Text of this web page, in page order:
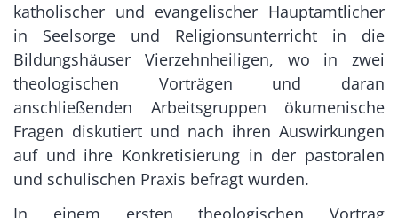
katholischer und evangelischer Hauptamtlicher
in Seelsorge und Religionsunterricht in die
Bildungshäuser Vierzehnheiligen, wo in zwei
theologischen Vorträgen und daran
anschließenden Arbeitsgruppen ökumenische
Fragen diskutiert und nach ihren Auswirkungen
auf und ihre Konkretisierung in der pastoralen
und schulischen Praxis befragt wurden.
In einem ersten theologischen Vortrag